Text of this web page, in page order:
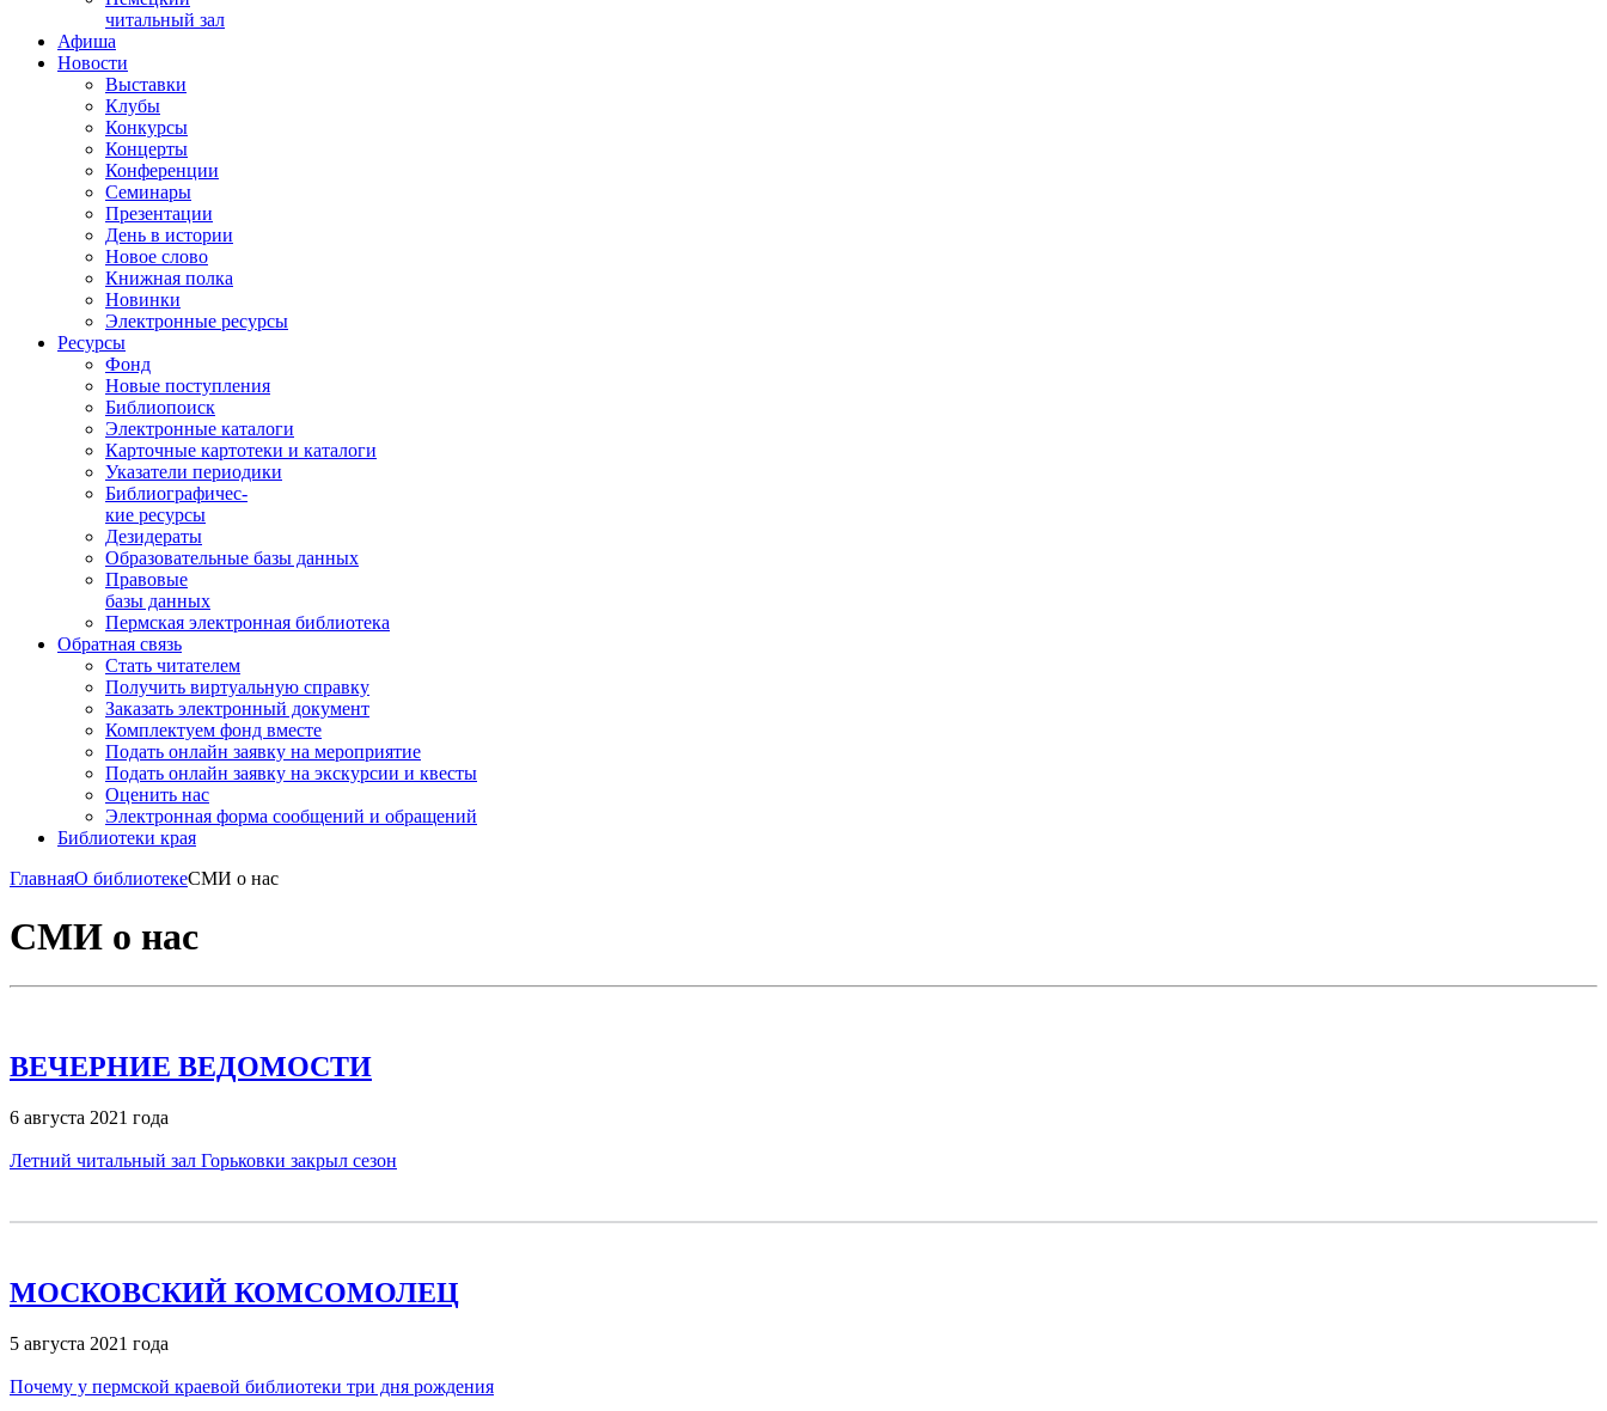
читальный зал
Афиша
Новости
Выставки
Клубы
Конкурсы
Концерты
Конференции
Семинары
Презентации
День в истории
Новое слово
Книжная полка
Новинки
Электронные ресурсы
Ресурсы
Фонд
Новые поступления
Библиопоиск
Электронные каталоги
Карточные картотеки и каталоги
Указатели периодики
Библиографичес-
кие ресурсы
Дезидераты
Образовательные базы данных
Правовые
базы данных
Пермская электронная библиотека
Обратная связь
Стать читателем
Получить виртуальную справку
Заказать электронный документ
Комплектуем фонд вместе
Подать онлайн заявку на мероприятие
Подать онлайн заявку на экскурсии и квесты
Оценить нас
Электронная форма сообщений и обращений
Библиотеки края
ГлавнаяО библиотекеСМИ о нас
СМИ о нас
ВЕЧЕРНИЕ ВЕДОМОСТИ
6 августа 2021 года
Летний читальный зал Горьковки закрыл сезон
МОСКОВСКИЙ КОМСОМОЛЕЦ
5 августа 2021 года
Почему у пермской краевой библиотеки три дня рождения